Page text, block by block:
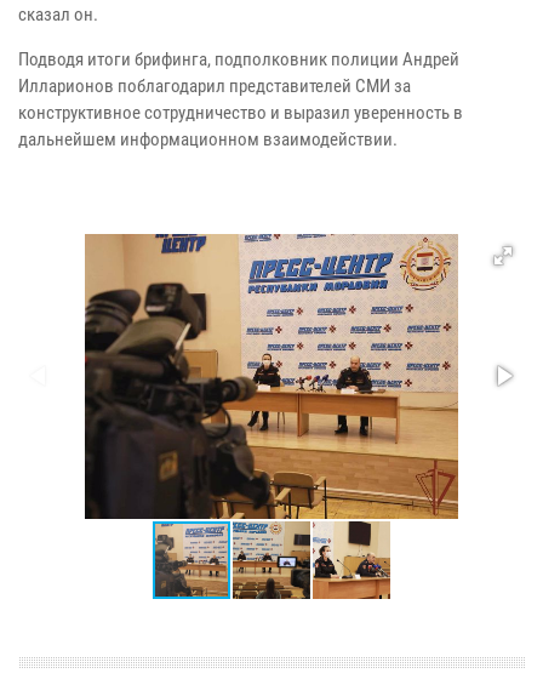
сказал он.
Подводя итоги брифинга, подполковник полиции Андрей
Илларионов поблагодарил представителей СМИ за
конструктивное сотрудничество и выразил уверенность в
дальнейшем информационном взаимодействии.